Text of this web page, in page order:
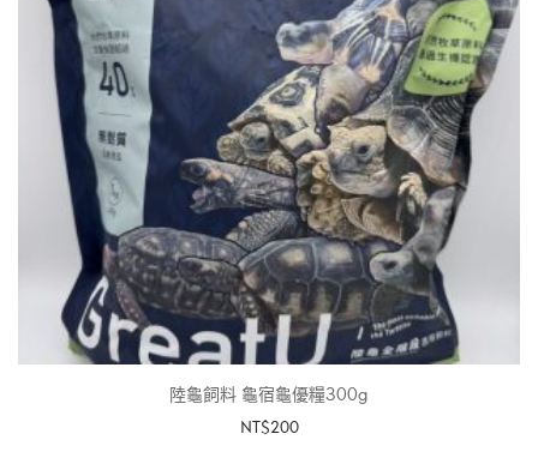
陸龜飼料 龜宿龜優糧300g
NT$200